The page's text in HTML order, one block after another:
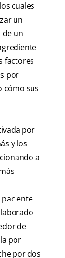
cuales
un
de un
factores
por
cómo sus
por
y los
a
paciente
de
por
por dos